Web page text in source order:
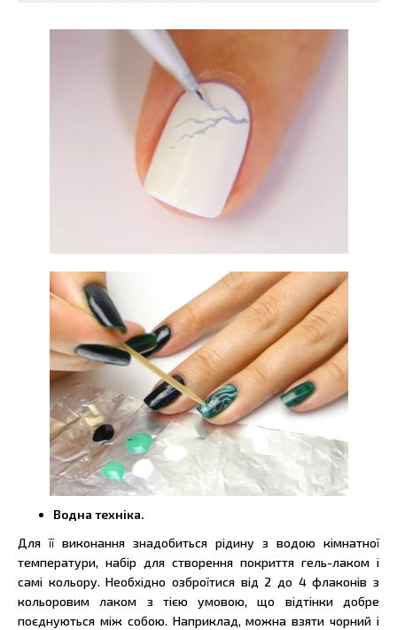
Водна техніка.
Для її виконання знадобиться рідину з водою кімнатної
температури, набір для створення покриття гель-лаком і
самі кольору. Необхідно озброїтися від 2 до 4 флаконів з
кольоровим лаком з тією умовою, що відтінки добре
поєднуються між собою. Наприклад, можна взяти чорний і